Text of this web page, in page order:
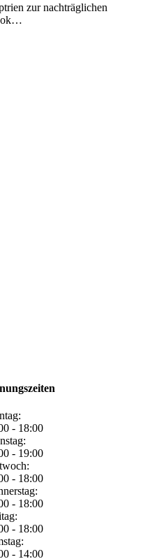
zur nachträglichen
- 18:00
- 19:00
- 18:00
- 18:00
- 18:00
- 14:00